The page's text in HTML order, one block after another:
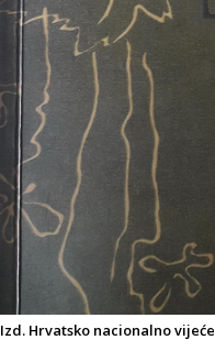
Izd. Hrvatsko nacionalno